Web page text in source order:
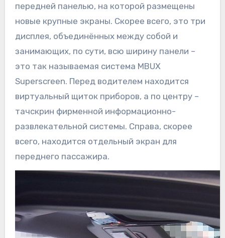
передней панелью, на которой размещены
новые крупные экраны. Скорее всего, это три
дисплея, объединённых между собой и
занимающих, по сути, всю ширину панели –
это так называемая система MBUX
Superscreen. Перед водителем находится
виртуальный щиток приборов, а по центру –
тачскрин фирменной информационно-
развлекательной системы. Справа, скорее
всего, находится отдельный экран для
переднего пассажира.